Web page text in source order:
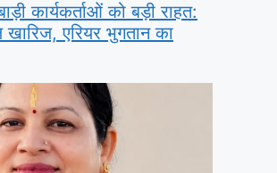
कार्यकर्ताओं को बड़ी राहत:
एरियर भुगतान का